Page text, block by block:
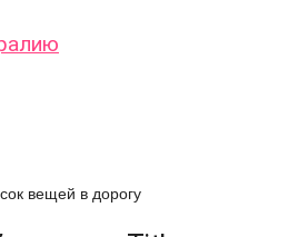
вещей в дорогу